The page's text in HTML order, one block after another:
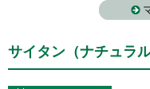
サイタン（ナチュラ